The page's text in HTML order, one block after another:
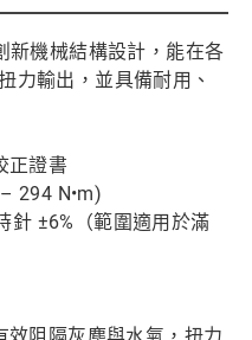
新機械結構設計，能在各
力輸出，並具備耐用、
正證書
294 N•m)
針 ±6%（範圍適用於滿